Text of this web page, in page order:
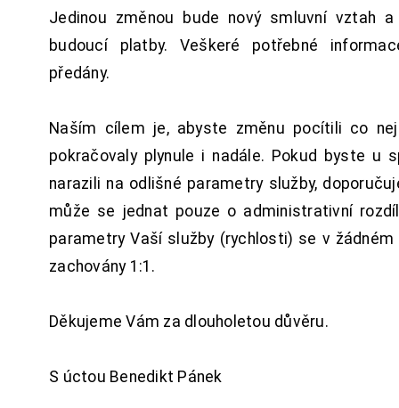
Jedinou změnou bude nový smluvní vztah
budoucí platby. Veškeré potřebné
předány.
Naším cílem je, abyste změnu pocítili co
pokračovaly plynule i nadále. Pokud byste u
narazili na odlišné parametry služby,
může se jednat pouze o administrativní
parametry Vaší služby (rychlosti) se v
zachovány 1:1.
Děkujeme Vám za dlouholetou důvěru.
S úctou Benedikt Pánek